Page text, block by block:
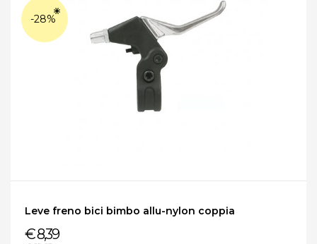
-28%
Leve freno bici bimbo allu-nylon coppia
€ 8,39